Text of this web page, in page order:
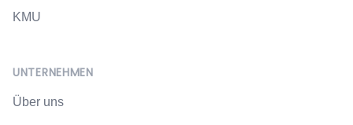
KMU
UNTERNEHMEN
Über uns